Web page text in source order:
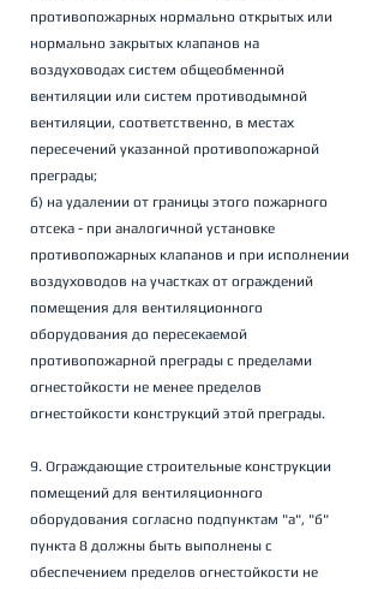
противопожарных нормально открытых или
нормально закрытых клапанов на
воздуховодах систем общеобменной
вентиляции или систем противодымной
вентиляции, соответственно, в местах
пересечений указанной противопожарной
преграды;
б) на удалении от границы этого пожарного
отсека - при аналогичной установке
противопожарных клапанов и при исполнении
воздуховодов на участках от ограждений
помещения для вентиляционного
оборудования до пересекаемой
противопожарной преграды с пределами
огнестойкости не менее пределов
огнестойкости конструкций этой преграды.
9. Ограждающие строительные конструкции
помещений для вентиляционного
оборудования согласно подпунктам "а", "б"
пункта 8 должны быть выполнены с
обеспечением пределов огнестойкости не